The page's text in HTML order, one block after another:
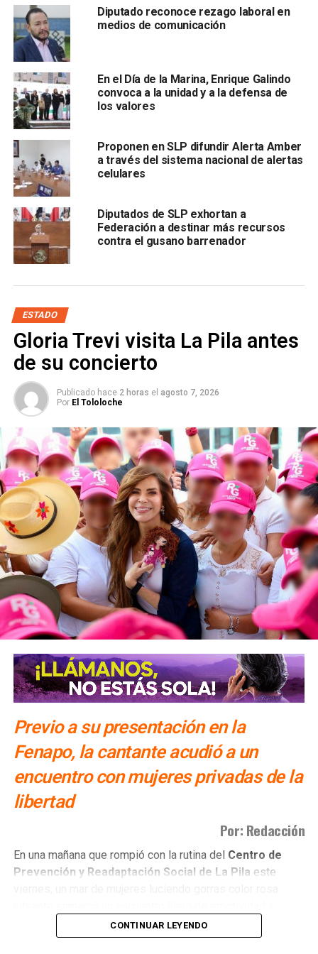
para compartir el puesto con su hermana una parte
de la legislatura.
Cecilia Senllace tomará la presidencia de la Comisión
de Transparencia y Acceso a la Información Pública
ahora forma parte de la Directiva del Congreso y será
suplente en la diputación permanente durante el receso
hasta septiembre de 2023.
en abril de 2022.
ARTÍCULOS RELACIONADOS:
CECILIA OCHOA
CONGRESO DEL ESTADO
LICENCIA
SIGUIENTE
IMSS despide a trabajadores que tienen hijos con
discapacidad
NO TE PIERDAS
“Redes Revolución Democrática Social”, el nuevo
partido político local de SLP
Diputado reconoce rezago laboral en
medios de comunicación
En el Día de la Marina, Enrique Galindo
convoca a la unidad y a la defensa de
los valores
Proponen en SLP difundir Alerta Amber
a través del sistema nacional de alertas
celulares
Diputados de SLP exhortan a
Federación a destinar más recursos
contra el gusano barrenador
ESTADO
Gloria Trevi visita La Pila antes
de su concierto
Publicado hace 2 horas el agosto 7, 2026
Por El Tololoche
Previo a su presentación en la
Fenapo, la cantante acudió a un
encuentro con mujeres privadas de la
libertad
Por: Redacción
​En una mañana que rompió con la rutina del Centro de
Prevención y Readaptación Social de La Pila este
CONTINUAR LEYENDO